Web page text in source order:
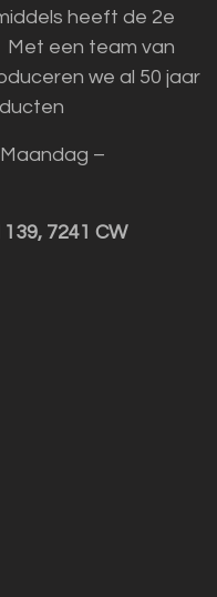
heeft de 2e
een team van
we al 50 jaar
Maandag –
7241 CW